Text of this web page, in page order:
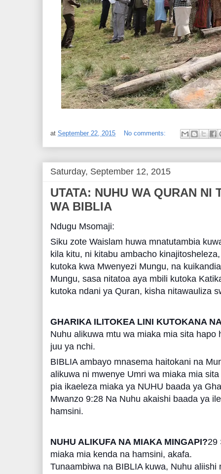
at September 22, 2015 No comments:
Saturday, September 12, 2015
UTATA: NUHU WA QURAN NI
WA BIBLIA
Ndugu Msomaji:
Siku zote Waislam huwa mnatutambia
kila kitu, ni kitabu ambacho
kutoka kwa Mwenyezi Mungu, na
Mungu, sasa nitatoa aya mbili kutoka
kutoka ndani ya Quran, kisha nitawauliza
GHARIKA ILITOKEA LINI KUTOKANA
Nuhu alikuwa mtu wa miaka mia sita hapo
juu ya nchi.
BIBLIA ambayo mnasema haitokani na
alikuwa ni mwenye Umri wa miaka mia
pia ikaeleza miaka ya NUHU baada ya
Mwanzo 9:28 Na Nuhu akaishi baada ya
hamsini.
NUHU ALIKUFA NA MIAKA MINGAPI?29
miaka mia kenda na hamsini, akafa.
Tunaambiwa na BIBLIA kuwa, Nuhu